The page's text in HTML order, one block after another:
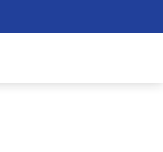
Pertamina